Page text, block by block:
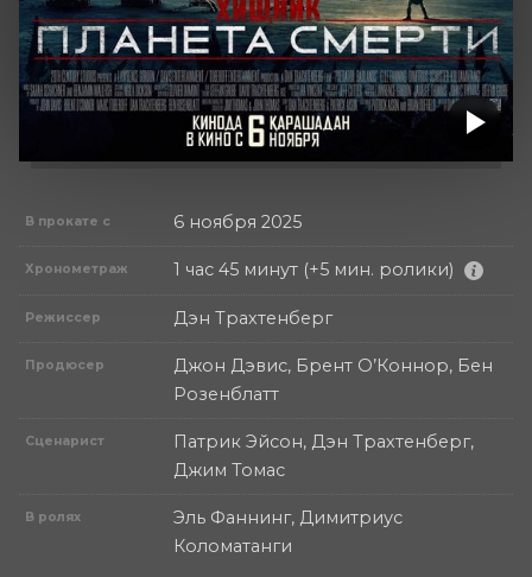
В прокате с 6 ноября 2025
Хронометраж 1 час 45 минут (+5 мин. ролики)
Режиссер Дэн Трахтенберг
Продюсер
Джон Дэвис, Брент О’Коннор, Бен
Розенблатт
Сценарист
Патрик Эйсон, Дэн Трахтенберг,
Джим Томас
В ролях
Эль Фаннинг, Димитриус
Коломатанги